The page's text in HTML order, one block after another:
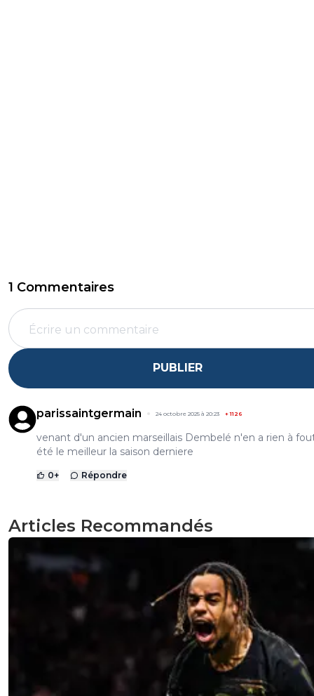
1 Commentaires
PUBLIER
parissaintgermain 24 octobre 2025 à 20:23 +1126
venant d'un ancien marseillais Dembelé n'en a rien à
été le meilleur la saison derniere
0+ Répondre
Articles Recommandés